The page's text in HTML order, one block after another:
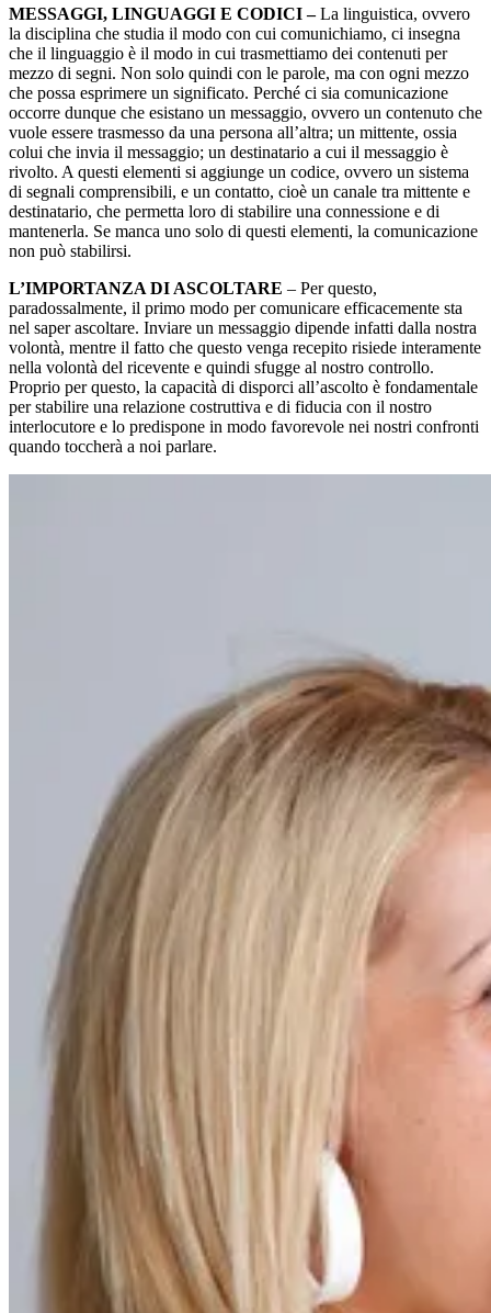
MESSAGGI, LINGUAGGI E CODICI –La linguistica, ovvero
la disciplina che studia il modo con cui comunichiamo, ci insegna
che il linguaggio è il modo in cui trasmettiamo dei contenuti per
mezzo di segni. Non solo quindi con le parole, ma con ogni mezzo
che possa esprimere un significato. Perché ci sia comunicazione
occorre dunque che esistano un messaggio, ovvero un contenuto che
vuole essere trasmesso da una persona all’altra; un mittente, ossia
colui che invia il messaggio; un destinatario a cui il messaggio è
rivolto. A questi elementi si aggiunge un codice, ovvero un sistema
di segnali comprensibili, e un contatto, cioè un canale tra mittente e
destinatario, che permetta loro di stabilire una connessione e di
mantenerla. Se manca uno solo di questi elementi, la comunicazione
non può stabilirsi.
L’IMPORTANZA DI ASCOLTARE – Per questo,
paradossalmente, il primo modo per comunicare efficacemente sta
nel saper ascoltare. Inviare un messaggio dipende infatti dalla nostra
volontà, mentre il fatto che questo venga recepito risiede interamente
nella volontà del ricevente e quindi sfugge al nostro controllo.
Proprio per questo, la capacità di disporci all’ascolto è fondamentale
per stabilire una relazione costruttiva e di fiducia con il nostro
interlocutore e lo predispone in modo favorevole nei nostri confronti
quando toccherà a noi parlare.